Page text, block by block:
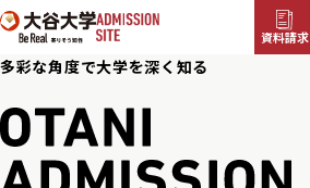
本文へ移動
資料請求
多彩な角度で大学を深く知る